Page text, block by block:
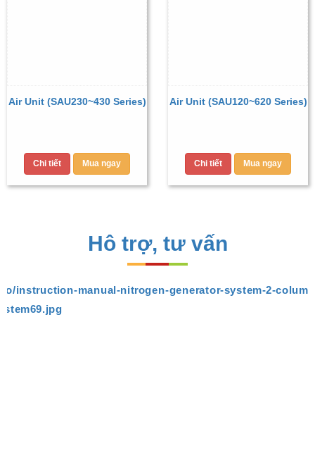
Air Unit (SAU230~430 Series)
Chi tiết Mua ngay
Air Unit (SAU120~620 Series)
Chi tiết Mua ngay
Hô trợ, tư vấn